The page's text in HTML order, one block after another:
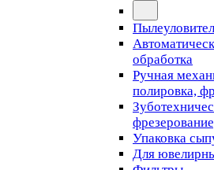
обработка
Ручная
полировка,
Упаковка
Для